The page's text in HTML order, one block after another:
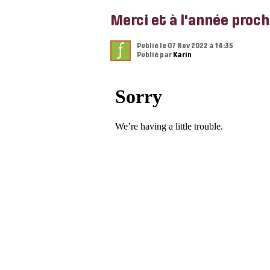
Merci et à l'année
Publié le 07 Nov 2022 à 14:35
Publié par Karin